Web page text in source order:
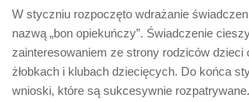
W styczniu rozpoczęto wdrażanie
nazwą „bon opiekuńczy”. Świadczenie
zainteresowaniem ze strony rodziców dzieci
żłobkach i klubach dziecięcych. Do końca
wnioski, które są sukcesywnie